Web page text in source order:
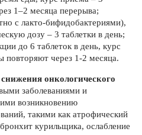
1–2 месяца перерыва;
с лакто-бифидобактериями),
дозу – 3 таблетки в день;
до 6 таблеток в день, курс
через 1-2 месяца.
онкологического
заболеваниями и
возникновению
такими как атрофический
курильщика, ослабление